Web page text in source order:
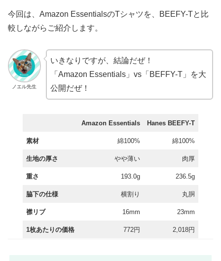
今回は、Amazon EssentialsのTシャツを、BEEFY-Tと比
較しながらご紹介します。
ノエル先生
いきなりですが、結論だぜ！
「Amazon Essentials」vs「BEFFY-T」を大
公開だぜ！
Amazon Essentials Hanes BEEFY-T
素材 綿100% 綿100%
生地の厚さ やや薄い 肉厚
重さ 193.0g 236.5g
脇下の仕様 横割り 丸胴
襟リブ 16mm 23mm
1枚あたりの価格 772円 2,018円